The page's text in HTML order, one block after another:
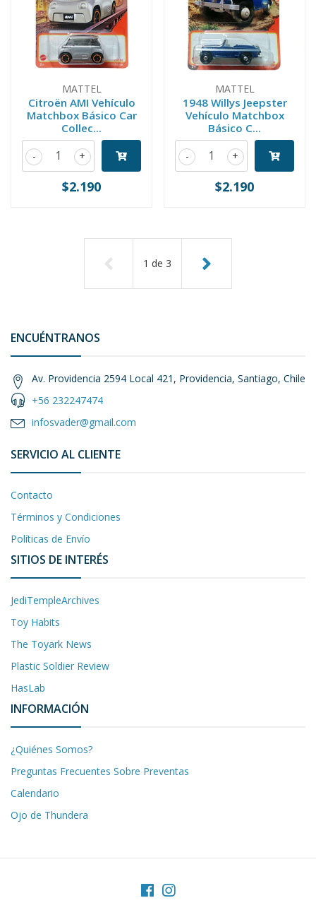
MATTEL
Citroën AMI Vehículo
Matchbox Básico Car
Collec...
+
-
$2.190
MATTEL
1948 Willys Jeepster
Vehículo Matchbox
Básico C...
+
-
$2.190
1 de 3
ENCUÉNTRANOS
Av. Providencia 2594 Local 421, Providencia, Santiago, Chile
+56 232247474
infosvader@gmail.com
SERVICIO AL CLIENTE
Contacto
Términos y Condiciones
Políticas de Envío
SITIOS DE INTERÉS
JediTempleArchives
Toy Habits
The Toyark News
Plastic Soldier Review
HasLab
INFORMACIÓN
¿Quiénes Somos?
Preguntas Frecuentes Sobre Preventas
Calendario
Ojo de Thundera